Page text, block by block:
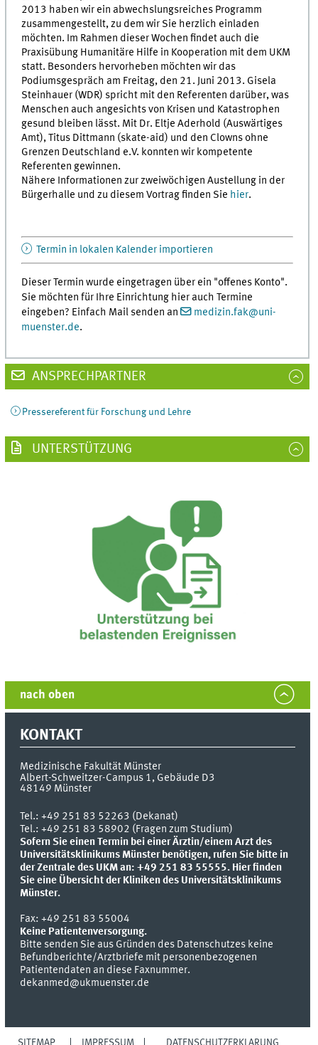
2013 haben wir ein abwechslungsreiches Programm
zusammengestellt, zu dem wir Sie herzlich einladen
möchten. Im Rahmen dieser Wochen findet auch die
Praxisübung Humanitäre Hilfe in Kooperation mit dem UKM
statt. Besonders hervorheben möchten wir das
Podiumsgespräch am Freitag, den 21. Juni 2013. Gisela
Steinhauer (WDR) spricht mit den Referenten darüber, was
Menschen auch angesichts von Krisen und Katastrophen
gesund bleiben lässt. Mit Dr. Eltje Aderhold (Auswärtiges
Amt), Titus Dittmann (skate-aid) und den Clowns ohne
Grenzen Deutschland e.V. konnten wir kompetente
Referenten gewinnen.
Nähere Informationen zur zweiwöchigen Austellung in der
Bürgerhalle und zu diesem Vortrag finden Sie hier.
Termin in lokalen Kalender importieren
Dieser Termin wurde eingetragen über ein "offenes Konto".
Sie möchten für Ihre Einrichtung hier auch Termine
eingeben? Einfach Mail senden an
medizin.fak@uni-
muenster.de.
ANSPRECHPARTNER
Pressereferent für Forschung und Lehre
UNTERSTÜTZUNG
nach oben
KONTAKT
Medizinische Fakultät Münster
Albert-Schweitzer-Campus 1, Gebäude D3
48149 Münster
Tel.:+49 251 83 52263 (Dekanat)
Tel.: +49 251 83 58902 (Fragen zum Studium)
Sofern Sie einen Termin bei einer Ärztin/einem Arzt des
Universitätsklinikums Münster benötigen, rufen Sie bitte in
der Zentrale des UKM an: +49 251 83 55555. Hier finden
Sie eine Übersicht der Kliniken des Universitätsklinikums
Münster.
Fax:+49 251 83 55004
Keine Patientenversorgung.
Bitte senden Sie aus Gründen des Datenschutzes keine
Befundberichte/Arztbriefe mit personenbezogenen
Patientendaten an diese Faxnummer.
dekanmed@ukmuenster.de
SITEMAP IMPRESSUM DATENSCHUTZERKLÄRUNG